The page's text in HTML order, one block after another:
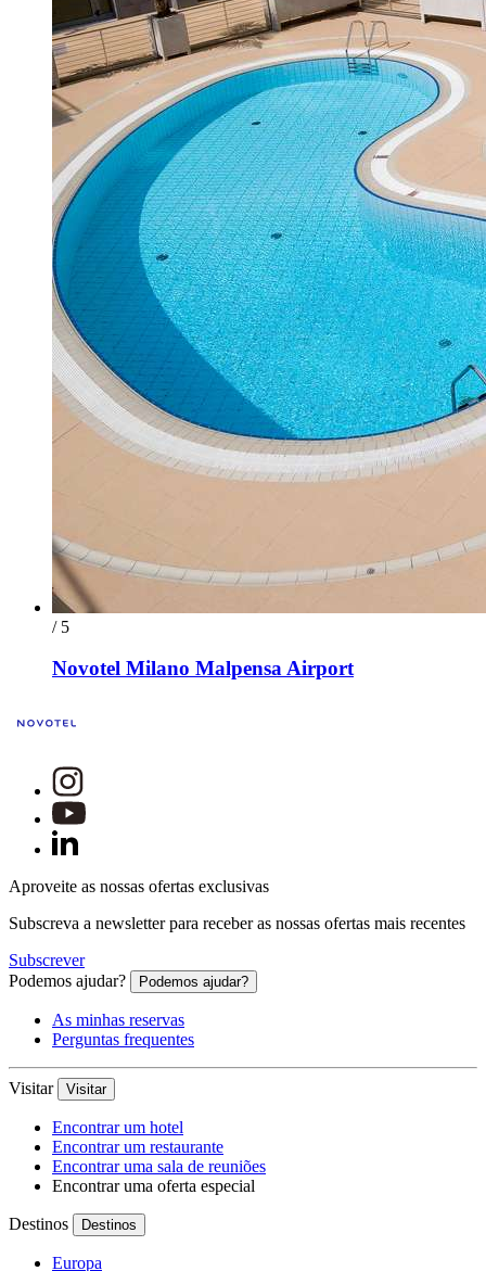
/ 5
Novotel Milano Malpensa Airport
Aproveite as nossas ofertas exclusivas
Subscreva a newsletter para receber as nossas ofertas mais recentes
Subscrever
Podemos ajudar?
Podemos ajudar?
As minhas reservas
Perguntas frequentes
Visitar Visitar
Encontrar um hotel
Encontrar um restaurante
Encontrar uma sala de reuniões
Encontrar uma oferta especial
Destinos Destinos
Europa